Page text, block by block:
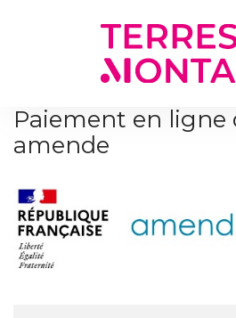
Paiement en ligne
amende